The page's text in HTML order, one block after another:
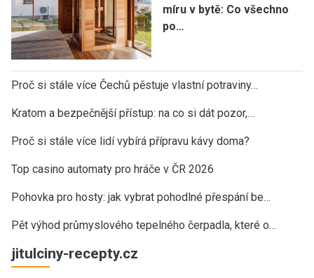
míru v bytě: Co všechno
po…
Proč si stále více Čechů pěstuje vlastní potraviny…
Kratom a bezpečnější přístup: na co si dát pozor,…
Proč si stále více lidí vybírá přípravu kávy doma?
Top casino automaty pro hráče v ČR 2026
Pohovka pro hosty: jak vybrat pohodlné přespání be…
Pět výhod průmyslového tepelného čerpadla, které o…
jitulciny-recepty.cz